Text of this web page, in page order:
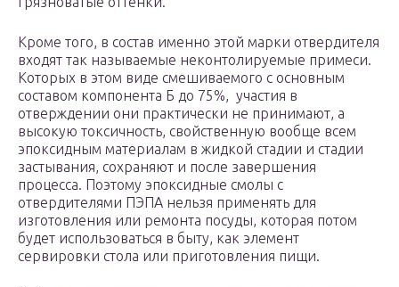
Кроме того, в состав именно этой марки отвердителя
входят так называемые неконтолируемые примеси.
Которых в этом виде смешиваемого с основным
составом компонента Б до 75%, участия в
отверждении они практически не принимают, а
высокую токсичность, свойственную вообще всем
эпоксидным материалам в жидкой стадии и стадии
застывания, сохраняют и после завершения
процесса. Поэтому эпоксидные смолы с
отвердителями ПЭПА нельзя применять для
изготовления или ремонта посуды, которая потом
будет использоваться в быту, как элемент
сервировки стола или приготовления пищи.